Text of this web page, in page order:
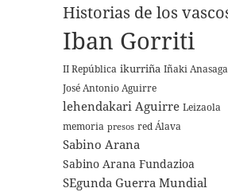
Historias de los
Iban Gorriti
II República ikurriña Iñaki
José Antonio Aguirre
lehendakari Aguirre Leizaola
memoria presos red Álava
Sabino Arana
Sabino Arana Fundazioa
SEgunda Guerra Mundial